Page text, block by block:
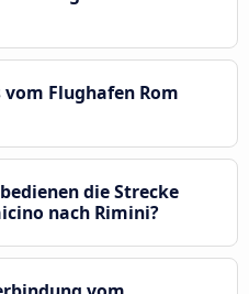
Flughafen Rom
die Strecke
nach Rimini?